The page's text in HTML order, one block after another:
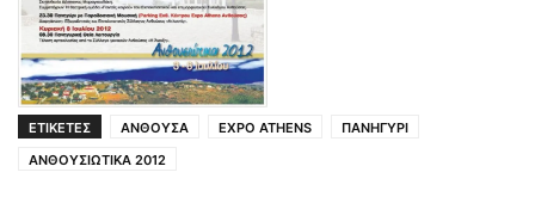
ΕΤΙΚΕΤΕΣ ΑΝΘΟΥΣΑ EXPO ATHENS
ΠΑΝΗΓΥΡΙ
ΑΝΘΟΥΣΙΩΤΙΚΑ 2012